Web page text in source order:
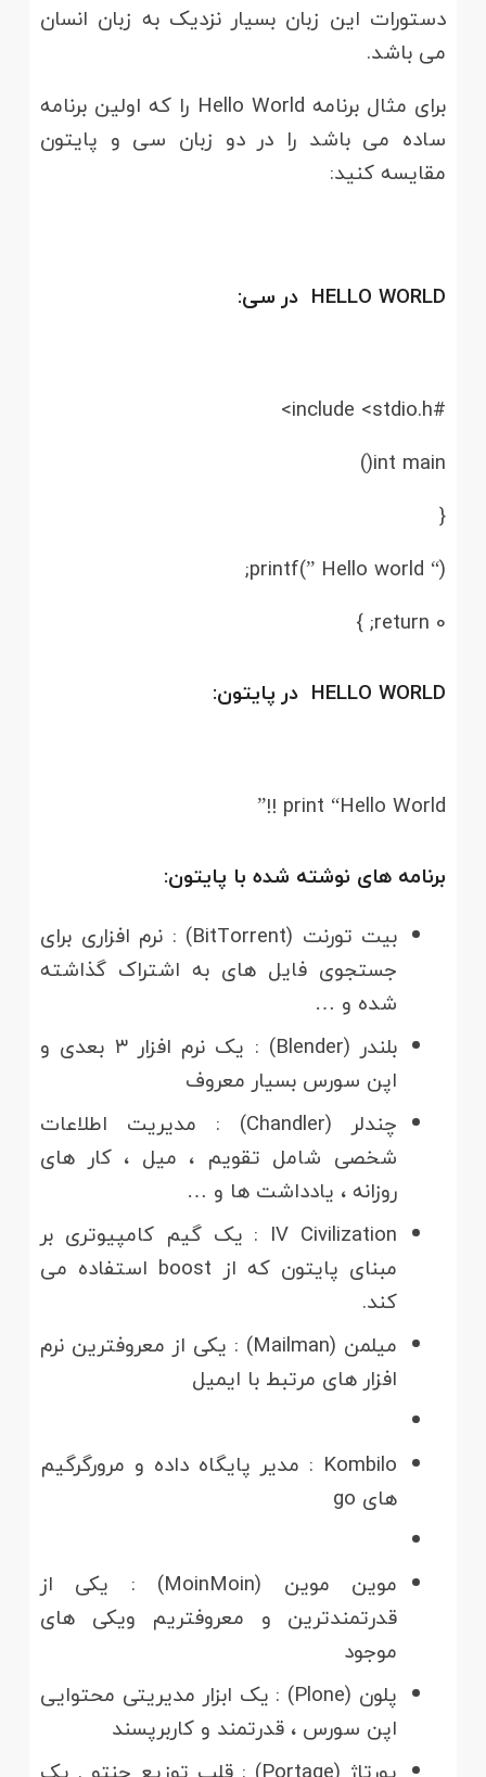
دستورات این زبان بسیار نزدیک به زبان انسان
می باشد.
برای مثال برنامه Hello World را که اولین برنامه
ساده می باشد را در دو زبان سی و پایتون
مقایسه کنید:
HELLO WORLD در سی:
#include <stdio.h>
int main()
{
printf(” Hello world “);
return 0; }
HELLO WORLD در پایتون:
print “Hello World !!”
برنامه های نوشته شده با پایتون:
بیت تورنت (BitTorrent) : نرم افزاری برای
جستجوی فایل های به اشتراک گذاشته
شده و …
بلندر (Blender) : یک نرم افزار ۳ بعدی و
اپن سورس بسیار معروف
چندلر (Chandler) : مدیریت اطلاعات
شخصی شامل تقویم ، میل ، کار های
روزانه ، یادداشت ها و …
IV Civilization : یک گیم کامپیوتری بر
مبنای پایتون که از boost استفاده می
کند.
میلمن (Mailman) : یکی از معروفترین نرم
افزار های مرتبط با ایمیل
Kombilo : مدیر پایگاه داده و مرورگرگیم
های go
موین موین (MoinMoin) : یکی از
قدرتمندترین و معروفتریم ویکی های
موجود
پلون (Plone) : یک ابزار مدیریتی محتوایی
اپن سورس ، قدرتمند و کاربرپسند